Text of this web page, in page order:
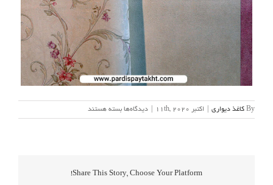
By کاغذ دیواری اکتبر 11th, 2020 دیدگاه‌ها برای
آلبوم
بسته هستند
Share This Story, Choose Your Platform!